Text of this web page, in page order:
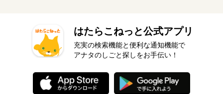
はたらこねっと公式アプリ
充実の検索機能と便利な通知機能で
アナタのしごと探しをお手伝い！